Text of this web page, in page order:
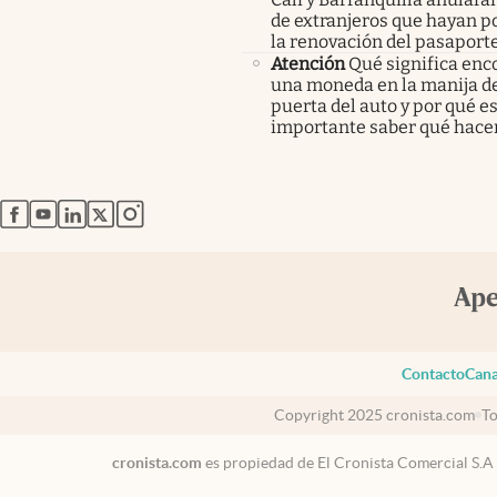
de extranjeros que hayan
la renovación del
Atención Qué significa
una moneda en la manija
puerta del auto y por qué es
importante saber qué
abre en nueva pestaña
abre en nueva pestaña
abre en nueva pestaña
abre en nueva pestaña
abre en nueva pestaña
Contacto
Copyright 2025 cronista.com
cronista.com es propiedad de El Cronista Comercial